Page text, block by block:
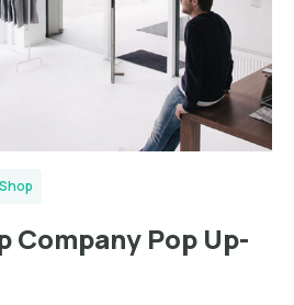
Shop
Company Pop Up-